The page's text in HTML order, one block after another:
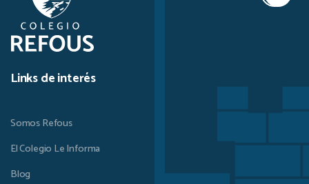
Links de interés
Somos Refous
El Colegio Le Informa
Blog